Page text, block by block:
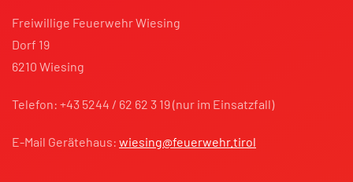
Freiwillige Feuerwehr Wiesing
Dorf 19
6210 Wiesing
Telefon: +43 5244 / 62 62 3 19 (nur im Einsatzfall)
E-Mail Gerätehaus: wiesing@feuerwehr.tirol